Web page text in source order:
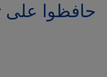
حافظوا